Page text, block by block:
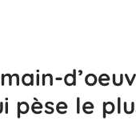
pèse le